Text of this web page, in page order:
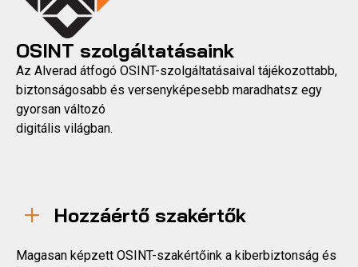
OSINT szolgáltatásaink
Az Alverad átfogó OSINT-szolgáltatásaival tájékozottabb,
biztonságosabb és versenyképesebb maradhatsz egy
gyorsan változó
digitális világban.
Hozzáértő szakértők
Magasan képzett OSINT-szakértőink a kiberbiztonság és